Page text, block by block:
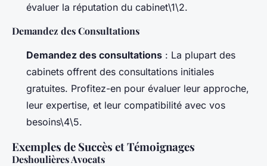
évaluer la réputation du cabinet\1\2.
Demandez des Consultations
Demandez des consultations : La plupart des
cabinets offrent des consultations initiales
gratuites. Profitez-en pour évaluer leur approche,
leur expertise, et leur compatibilité avec vos
besoins\4\5.
Exemples de Succès et Témoignages
Deshoulières Avocats